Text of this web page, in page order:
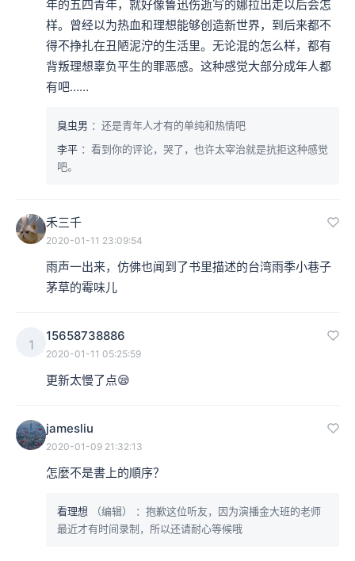
年的五四青年，就好像鲁迅伤逝写的娜拉出走以后会怎
样。曾经以为热血和理想能够创造新世界，到后来都不
得不挣扎在丑陋泥泞的生活里。无论混的怎么样，都有
背叛理想辜负平生的罪恶感。这种感觉大部分成年人都
有吧……
臭虫男 ：还是青年人才有的单纯和热情吧
李平 ：看到你的评论，哭了，也许太宰治就是抗拒这种感觉
吧。
禾三千
2020-01-11 23:09:54
雨声一出来，仿佛也闻到了书里描述的台湾雨季小巷子
茅草的霉味儿
1
15658738886
2020-01-11 05:25:59
更新太慢了点😪
jamesliu
2020-01-09 21:32:13
怎麼不是書上的順序？
看理想 （编辑）
：抱歉这位听友，因为演播金大班的老师
最近才有时间录制，所以还请耐心等候哦